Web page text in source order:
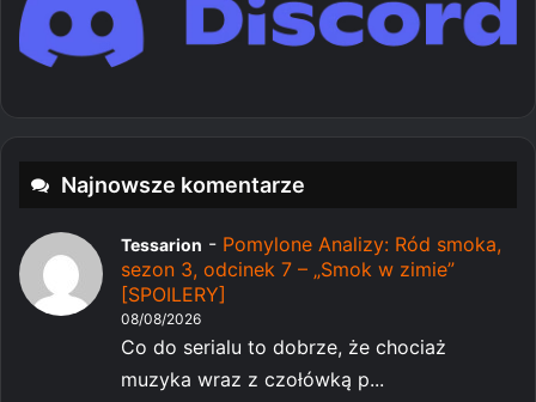
Najnowsze komentarze
Tessarion - Pomylone Analizy: Ród smoka,
sezon 3, odcinek 7 – „Smok w zimie”
[SPOILERY]
08/08/2026
Co do serialu to dobrze, że chociaż
muzyka wraz z czołówką p...